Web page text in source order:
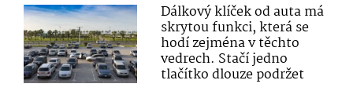
Dálkový klíček od auta má
skrytou funkci, která se
hodí zejména v těchto
vedrech. Stačí jedno
tlačítko dlouze podržet